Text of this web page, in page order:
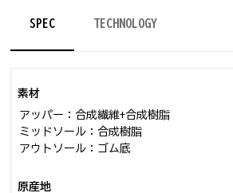
SPEC TECHNOLOGY
素材
アッパー：合成繊維+合成樹脂
ミッドソール：合成樹脂
アウトソール：ゴム底
原産地